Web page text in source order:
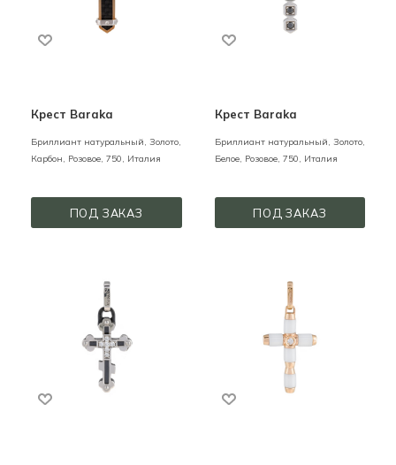
Крест Baraka
Бриллиант натуральный, Золото,
Карбон, Розовое, 750, Италия
ПОД ЗАКАЗ
Крест Baraka
Бриллиант натуральный, Золото,
Белое, Розовое, 750, Италия
ПОД ЗАКАЗ